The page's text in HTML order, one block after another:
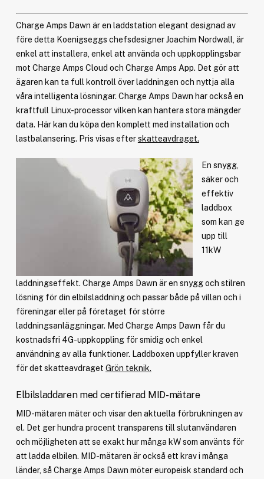
Charge Amps Dawn är en laddstation elegant designad av
före detta Koenigseggs chefsdesigner Joachim Nordwall, är
enkel att installera, enkel att använda och uppkopplingsbar
mot Charge Amps Cloud och Charge Amps App. Det gör att
ägaren kan ta full kontroll över laddningen och nyttja alla
våra intelligenta lösningar. Charge Amps Dawn har också en
kraftfull Linux-processor vilken kan hantera stora mängder
data. Här kan du köpa den komplett med installation och
lastbalansering. Pris visas efterskatteavdraget.
En snygg,
säker och
effektiv
laddbox
som kan ge
upp till
11kW
laddningseffekt. Charge Amps Dawn är en snygg och stilren
lösning för din elbilsladdning och passar både på villan och i
föreningar eller på företaget för större
laddningsanläggningar. Med Charge Amps Dawn får du
kostnadsfri 4G-uppkoppling för smidig och enkel
användning av alla funktioner. Laddboxen uppfyller kraven
för det skatteavdraget Grön teknik.
Elbilsladdaren med certifierad MID-mätare
MID-mätaren mäter och visar den aktuella förbrukningen av
el. Det ger hundra procent transparens till slutanvändaren
och möjligheten att se exakt hur många kW som använts för
att ladda elbilen. MID-mätaren är också ett krav i många
länder, så Charge Amps Dawn möter europeisk standard och